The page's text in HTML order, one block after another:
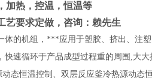
加热，控温，恒温等
艺要求定做，咨询：赖先生
的机组， ***应用于塑胶、挤出、注
快速循环于产品成型过程重的周围 ,大大
态恒温控制、双层反应釜冷热源动态